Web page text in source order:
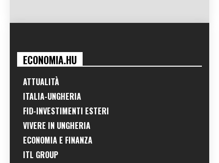
ECONOMIA.HU
ATTUALITÀ
ITALIA-UNGHERIA
FID-INVESTIMENTI ESTERI
VIVERE IN UNGHERIA
ECONOMIA E FINANZA
ITL GROUP